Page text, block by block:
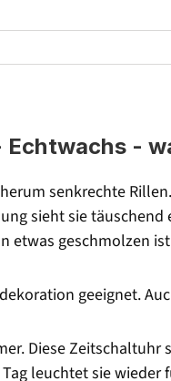
-
senkrechte
sieht sie
etwas geschmolzen
geeignet.
Diese
leuchtet sie